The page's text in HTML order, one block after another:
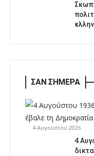
ΣΑΝ ΣΗΜΕΡΑ
4 Αυγούστου 2026
4